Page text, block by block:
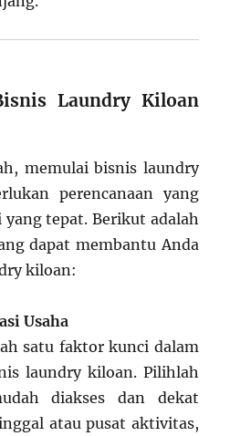
Laundry Kiloan
memulai bisnis laundry
perencanaan yang
tepat. Berikut adalah
dapat membantu Anda
kiloan:
Usaha
satu faktor kunci dalam
laundry kiloan. Pilihlah
diakses dan dekat
atau pusat aktivitas,